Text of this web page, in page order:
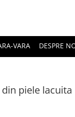
VARA DESPRE
piele